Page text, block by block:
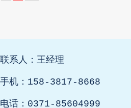
联系人：王经理
手机：158-3817-8668
电话：0371-85604999